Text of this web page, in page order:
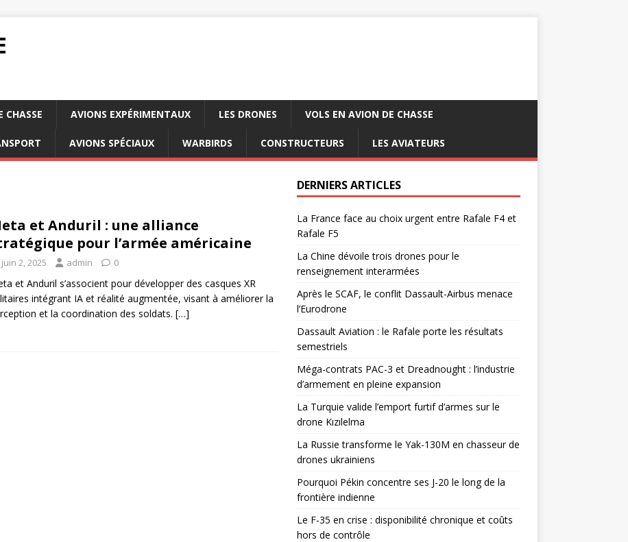
CHASSE AVIONS EXPÉRIMENTAUX LES DRONES VOLS EN AVION DE CHASSE
AVIONS SPÉCIAUX WARBIRDS CONSTRUCTEURS LES AVIATEURS
et Anduril : une alliance
pour l’armée américaine
juin 2, 2025 admin 0
et Anduril s’associent pour développer des casques XR
intégrant IA et réalité augmentée, visant à améliorer la
et la coordination des soldats. […]
DERNIERS ARTICLES
La France face au choix urgent entre Rafale F4 et
Rafale F5
La Chine dévoile trois drones pour le
renseignement interarmées
Après le SCAF, le conflit Dassault-Airbus menace
l’Eurodrone
Dassault Aviation : le Rafale porte les résultats
semestriels
Méga-contrats PAC-3 et Dreadnought : l’industrie
d’armement en pleine expansion
La Turquie valide l’emport furtif d’armes sur le
drone Kızılelma
La Russie transforme le Yak-130M en chasseur de
drones ukrainiens
Pourquoi Pékin concentre ses J-20 le long de la
frontière indienne
Le F-35 en crise : disponibilité chronique et coûts
hors de contrôle